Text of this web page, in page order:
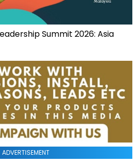
Summit 2026: Asia
ADVERTISEMENT